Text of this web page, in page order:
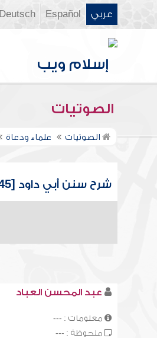
عربي Español
Deutsch
الصوتيات
الصوتيات علماء ودعاة
شرح سنن أبي داود [045]
عبد المحسن العباد
معلومات : ---
ملحوظة : ---